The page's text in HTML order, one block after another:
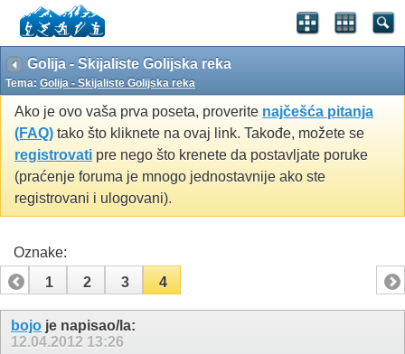
Golija - Skijaliste Golijska reka
Tema: Golija - Skijaliste Golijska reka
Ako je ovo vaša prva poseta, proverite najčešća pitanja
(FAQ) tako što kliknete na ovaj link. Takođe, možete se
registrovati pre nego što krenete da postavljate poruke
(praćenje foruma je mnogo jednostavnije ako ste
registrovani i ulogovani).
Oznake:
1
2 3 4
bojo je napisao/la:
12.04.2012 13:26